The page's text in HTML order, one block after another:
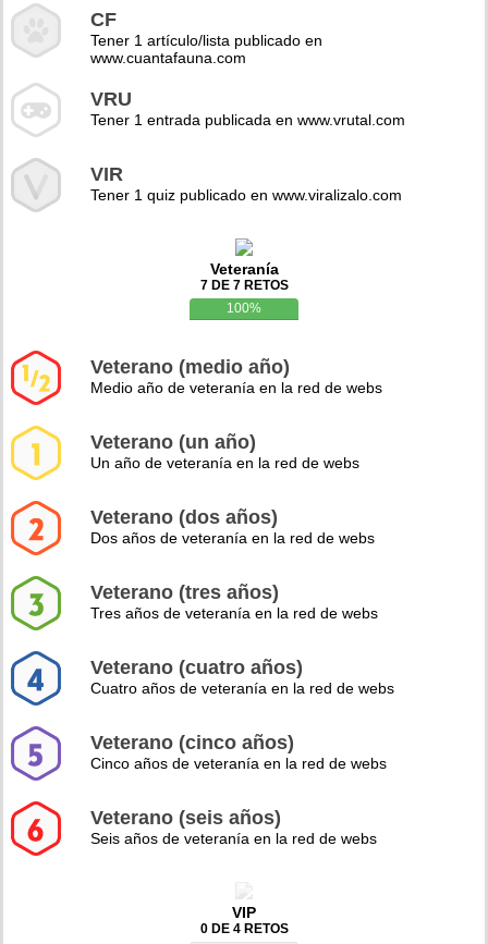
CF
Tener 1 artículo/lista publicado en
www.cuantafauna.com
VRU
Tener 1 entrada publicada en www.vrutal.com
VIR
Tener 1 quiz publicado en www.viralizalo.com
Veteranía
7 DE 7 RETOS
100%
Veterano (medio año)
Medio año de veteranía en la red de webs
Veterano (un año)
Un año de veteranía en la red de webs
Veterano (dos años)
Dos años de veteranía en la red de webs
Veterano (tres años)
Tres años de veteranía en la red de webs
Veterano (cuatro años)
Cuatro años de veteranía en la red de webs
Veterano (cinco años)
Cinco años de veteranía en la red de webs
Veterano (seis años)
Seis años de veteranía en la red de webs
VIP
0 DE 4 RETOS